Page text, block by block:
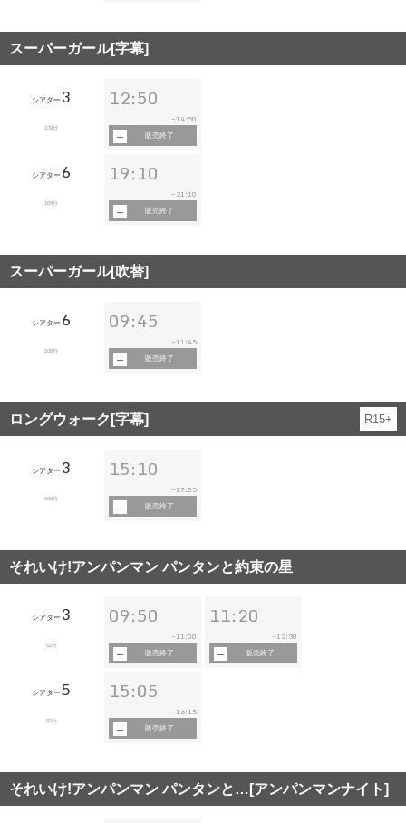
スーパーガール[字幕]
シアター 3
109分
12:50
~14:50
販売終了
シアター 6
109分
19:10
~ 21:10
販売終了
スーパーガール[吹替]
シアター 6
109分
09:45
~11:45
販売終了
ロングウォーク[字幕] R15+
シアター 3
108分
15:10
~ 17:05
販売終了
それいけ!アンパンマン パンタンと約束の星
シアター 3
62分
09:50
~11:00
販売終了
11:20
~12:30
販売終了
シアター5
62分
15:05
~16:15
販売終了
それいけ!アンパンマン パンタンと…[アンパンマンナイト]